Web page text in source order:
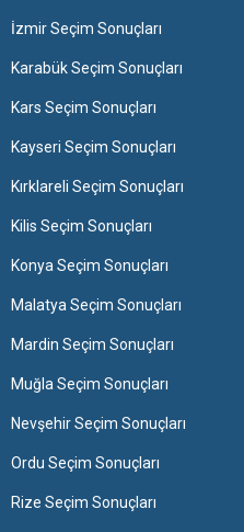
İzmir Seçim Sonuçları
Karabük Seçim Sonuçları
Kars Seçim Sonuçları
Kayseri Seçim Sonuçları
Kırklareli Seçim Sonuçları
Kilis Seçim Sonuçları
Konya Seçim Sonuçları
Malatya Seçim Sonuçları
Mardin Seçim Sonuçları
Muğla Seçim Sonuçları
Nevşehir Seçim Sonuçları
Ordu Seçim Sonuçları
Rize Seçim Sonuçları